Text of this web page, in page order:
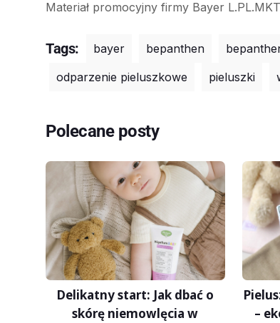
Materiał promocyjny firmy Bayer
Tags: bayer bepanthen
odparzenie pieluszkowe
pieluszki
Polecane posty
Delikatny start: Jak dbać o
skórę niemowlęcia w
–